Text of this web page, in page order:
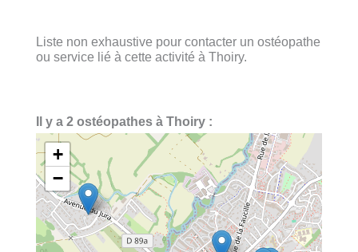
Liste non exhaustive pour contacter un ostéopathe
ou service lié à cette activité à Thoiry.
Il y a 2 ostéopathes à Thoiry :
+
−